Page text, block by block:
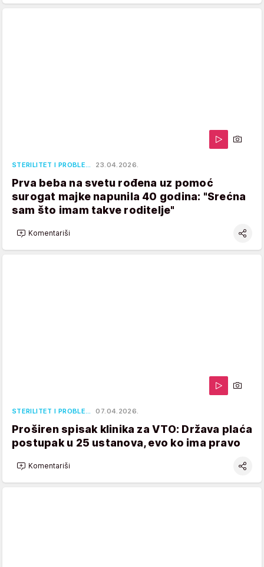
STERILITET I PROBLE… 23.04.2026.
Prva beba na svetu rođena uz pomoć
surogat majke napunila 40 godina: "Srećna
sam što imam takve roditelje"
Komentariši
STERILITET I PROBLE… 07.04.2026.
Proširen spisak klinika za VTO: Država plaća
postupak u 25 ustanova, evo ko ima pravo
Komentariši